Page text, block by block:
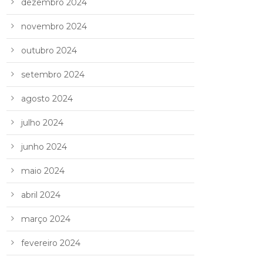
dezembro 2024
novembro 2024
outubro 2024
setembro 2024
agosto 2024
julho 2024
junho 2024
maio 2024
abril 2024
março 2024
fevereiro 2024